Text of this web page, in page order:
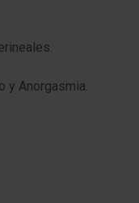
y Anorgasmia.